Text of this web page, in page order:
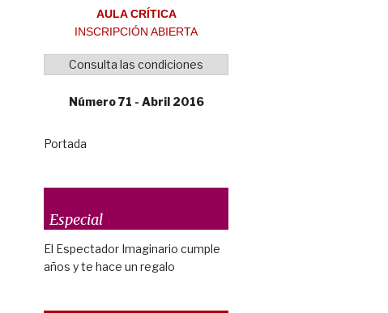
AULA CRÍTICA
INSCRIPCIÓN ABIERTA
Consulta las condiciones
Número 71 - Abril 2016
Portada
Especial
El Espectador Imaginario cumple
años y te hace un regalo